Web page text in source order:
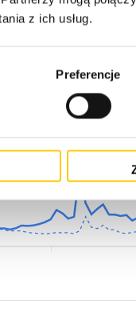
z ich usług.
Preferencje